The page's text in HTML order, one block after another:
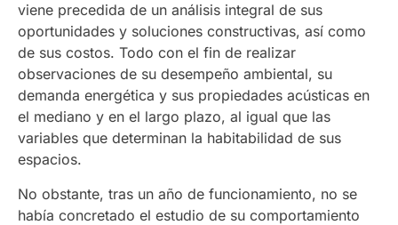
viene precedida de un análisis integral de sus
oportunidades y soluciones constructivas, así como
de sus costos. Todo con el fin de realizar
observaciones de su desempeño ambiental, su
demanda energética y sus propiedades acústicas en
el mediano y en el largo plazo, al igual que las
variables que determinan la habitabilidad de sus
espacios.
No obstante, tras un año de funcionamiento, no se
había concretado el estudio de su comportamiento